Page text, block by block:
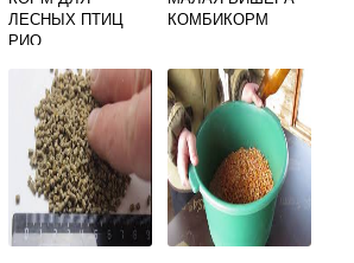
ЛЕСНЫХ ПТИЦ
РИО
КОМБИКОРМ